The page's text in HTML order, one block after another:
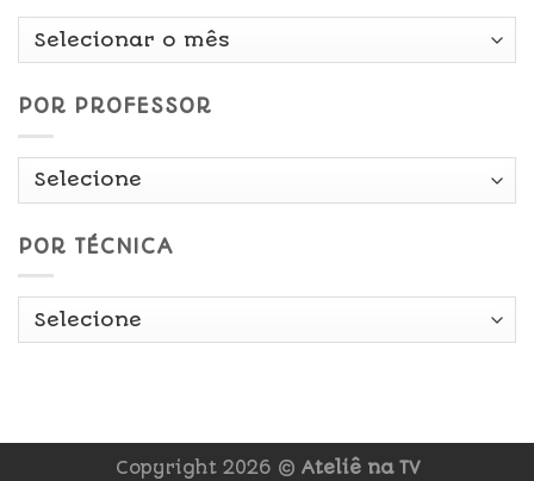
Por
POR PROFESSOR
POR TÉCNICA
Copyright 2026 © Ateliê na TV